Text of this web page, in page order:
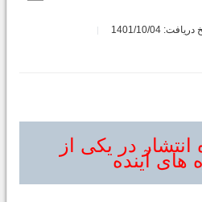
1401/10/04
انتشار در یکی از
های آینده